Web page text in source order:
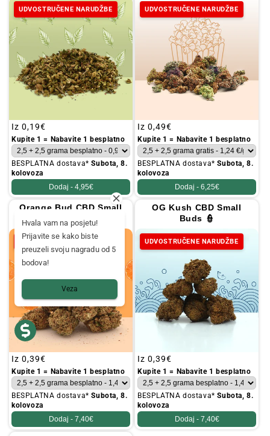
UDVOSTRUČENE NARUDŽBE
Redovna
cijena
Iz 0,19€
Kupite 1 = Nabavite 1 besplatno
BESPLATNA dostava*Subota, 8.
kolovoza
Dodaj - 4,95€
UDVOSTRUČENE NARUDŽBE
Redovna
cijena
Iz 0,49€
Kupite 1 = Nabavite 1 besplatno
BESPLATNA dostava*Subota, 8.
kolovoza
Dodaj - 6,25€
Orange Bud CBD Small
Buds 🍊
UDVOSTRUČENE NARUDŽBE
Redovna
cijena
Iz 0,39€
Kupite 1 = Nabavite 1 besplatno
BESPLATNA dostava*Subota, 8.
kolovoza
Dodaj - 7,40€
OG Kush CBD Small
Buds 👮
UDVOSTRUČENE NARUDŽBE
Redovna
cijena
Iz 0,39€
Kupite 1 = Nabavite 1 besplatno
BESPLATNA dostava*Subota, 8.
kolovoza
Dodaj - 7,40€
Hvala vam na posjetu!
Prijavite se kako biste
preuzeli svoju nagradu od 5
bodova!
Veza